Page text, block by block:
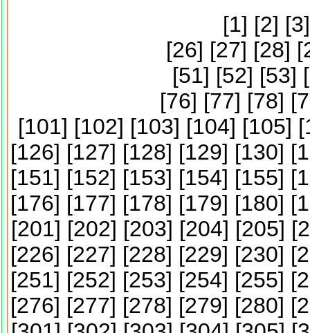
[1] [2] [3
[26] [27] [28] [
[51] [52] [53] [
[76] [77] [78] [
[101] [102] [103] [104] [105] [
[126] [127] [128] [129] [130] [
[151] [152] [153] [154] [155] [
[176] [177] [178] [179] [180] [
[201] [202] [203] [204] [205] [
[226] [227] [228] [229] [230] [
[251] [252] [253] [254] [255] [
[276] [277] [278] [279] [280] [